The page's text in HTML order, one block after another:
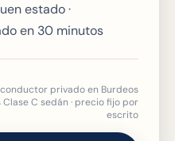
estado ·
en 30 minutos
conductor privado en Burdeos
C sedán · precio fijo por
escrito